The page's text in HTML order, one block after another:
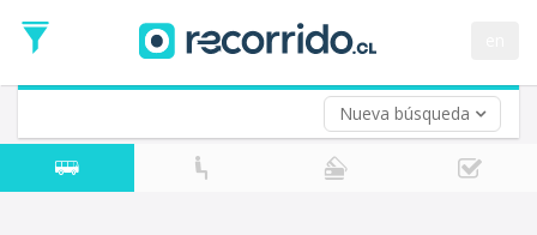
Nueva búsqueda
de
Ida
Vuelta (opcional)
Fecha
de